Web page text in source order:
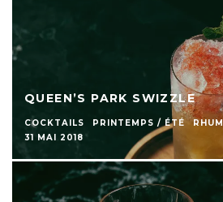
QUEEN’S PARK SWIZZLE
COCKTAILS PRINTEMPS / ÉTÉ RHUM
31 MAI 2018